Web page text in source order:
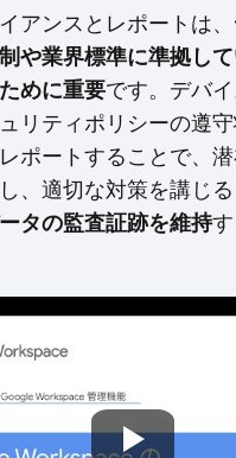
アンスとレポートは、
や業界標準に準拠し
めに重要です。デバ
リティポリシーの遵
ポートすることで、
、適切な対策を講じ
タの監査証跡を維持